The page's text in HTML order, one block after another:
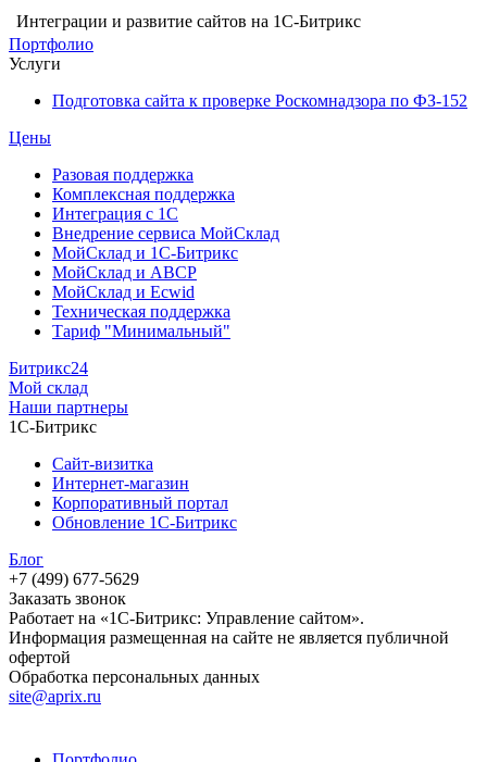
Интеграции и развитие сайтов на 1С-Битрикс
Портфолио
Услуги
Подготовка сайта к проверке Роскомнадзора по ФЗ-152
Цены
Разовая поддержка
Комплексная поддержка
Интеграция с 1С
Внедрение сервиса МойСклад
МойСклад и 1С-Битрикс
МойСклад и ABCP
МойСклад и Ecwid
Техническая поддержка
Тариф "Минимальный"
Битрикс24
Мой склад
Наши партнеры
1С-Битрикс
Сайт-визитка
Интернет-магазин
Корпоративный портал
Обновление 1С-Битрикс
Блог
+7 (499) 677-5629
Заказать звонок
Работает на «1С-Битрикс: Управление сайтом».
Информация размещенная на сайте не является публичной
офертой
Обработка персональных данных
site@aprix.ru